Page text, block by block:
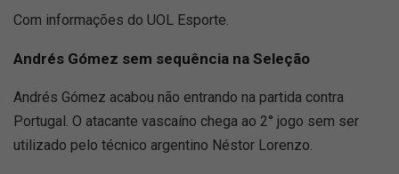
Com informações do UOL Esporte.
Andrés Gómez sem sequência na Seleção
Andrés Gómez acabou não entrando na partida contra
Portugal. O atacante vascaíno chega ao 2° jogo sem ser
utilizado pelo técnico argentino Néstor Lorenzo.